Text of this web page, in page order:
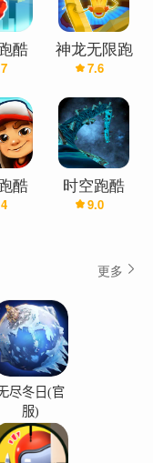
酷
神龙无限跑
酷
7.6
酷 时空跑酷
9.0
更多
尽冬日(官
服)